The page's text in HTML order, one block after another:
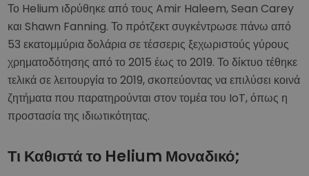
Το Helium ιδρύθηκε από τους Amir Haleem, Sean Carey
και Shawn Fanning. Το πρότζεκτ συγκέντρωσε πάνω από
53 εκατομμύρια δολάρια σε τέσσερις ξεχωριστούς γύρους
χρηματοδότησης από το 2015 έως το 2019. Το δίκτυο τέθηκε
τελικά σε λειτουργία το 2019, σκοπεύοντας να επιλύσει κοινά
ζητήματα που παρατηρούνται στον τομέα του IoT, όπως η
προστασία της ιδιωτικότητας.
Τι Καθιστά το Helium Μοναδικό;